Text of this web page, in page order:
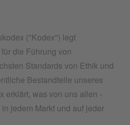
("Kodex") legt
die Führung von
Standards von Ethik und
Bestandteile unseres
erklärt, was von uns allen -
jedem Markt und auf jeder